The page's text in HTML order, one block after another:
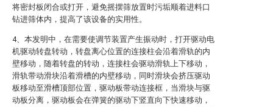
将密封板闭合或打开，避免摇摆筛放置时污垢顺着进料口
钻进筛体内，提高了该设备的实用性。
4、本发明中，在需要使调节装置产生振动时，打开驱动电
机驱动转盘转动，转盘离心位置的连接柱会沿着滑轨的内
壁移动，随着转盘的转动，连接柱会驱动滑轨上下移动，
滑轨带动滑块沿着滑槽的内壁移动，同时滑块会挤压驱动
板移动至滑槽顶部位置，驱动板带动连接框，当滑块与驱
动板分离，驱动板会在弹簧的驱动下竖直向下快速移动，